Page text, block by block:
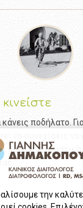
ποδήλατο.
να συνεχίσεις να
μόνο η γυμναστική
την